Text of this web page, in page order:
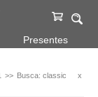
Presentes
Busca: classic x